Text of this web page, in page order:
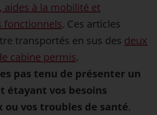
aides à la mobilité et
fonctionnels. Ces articles
transportés en sus des deux
cabine permis.
pas tenu de présenter un
étayant vos besoins
ou vos troubles de santé.